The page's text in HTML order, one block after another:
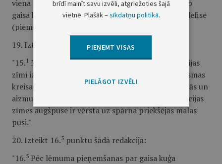
viena latīņu burta un diviem arābu cipariem. Starp
gaisa kuģa nacionālo zīmi un reģistrācijas zīmi ir defise
(piemēram, "YL-JOK" vai "YL-325", vai "YL-A01")."
19. Izteikt 15.
punktu šādā redakcijā:
"15. 1 Motodeltaplāna nacionālo zīmi un reģistrācijas
zīmi izvieto uz spārnu konstrukcijas apakšējās virsmas
kreisajā pusē vienādā attālumā no spārna priekšējās un
aizmugurējās malas. Nacionālās zīmes un reģistrācijas
zīmes augšpuse ir vērsta uz spārna priekšējās malas
pusi."
20. Izteikt 16.5 punktu šādā redakcijā:
"16.5 Pēc lēmuma pieņemšanas par gaisa kuģa
brīdī mainīt savu izvēli, atgriežoties šajā
vietnē. Plašāk –sīkdatņu politikā.
PIEŅEMT VISAS
PIELĀGOT IZVĒLI